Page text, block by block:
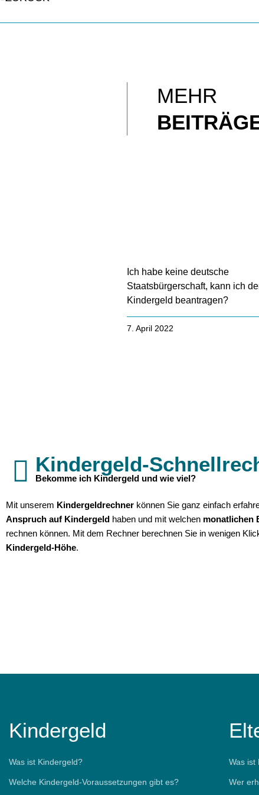
MEHR
Ich habe keine deutsche
Staatsbürgerschaft, kann ich
Kindergeld beantragen?
7. April 2022
Kindergeld-
Bekomme ich Kindergeld und wie viel?
Mit unserem Kindergeldrechner können Sie ganz einfach
Anspruch auf Kindergeld haben und mit welchen monatlichen
rechnen können. Mit dem Rechner berechnen Sie in wenigen
Kindergeld-Höhe.
Kindergeld
Was ist Kindergeld?
Welche Kindergeld-Voraussetzungen gibt es?
Was ist
Wer